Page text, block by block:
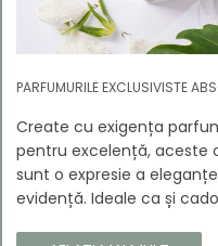
PARFUMURILE EXCLUSIVISTE
Create cu exigența
pentru excelență, aceste
sunt o expresie a
evidență. Ideale ca și